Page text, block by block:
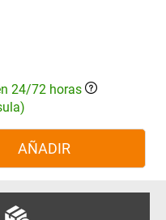
24/72 horas
AÑADIR